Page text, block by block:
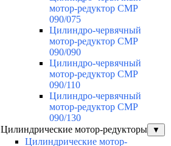
мотор-редуктор CMP
090/075
Цилиндро-червячный
мотор-редуктор CMP
090/090
Цилиндро-червячный
мотор-редуктор CMP
090/110
Цилиндро-червячный
мотор-редуктор CMP
090/130
Цилиндрические мотор-редукторы
▼
Цилиндрические мотор-